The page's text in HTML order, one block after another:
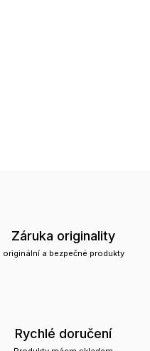
Záruka originality
originální a bezpečné produkty
Rychlé doručení